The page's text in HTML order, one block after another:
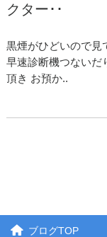
クター･･
黒煙がひどいので見
早速診断機つないだ
頂き お預か..
ブログTOP